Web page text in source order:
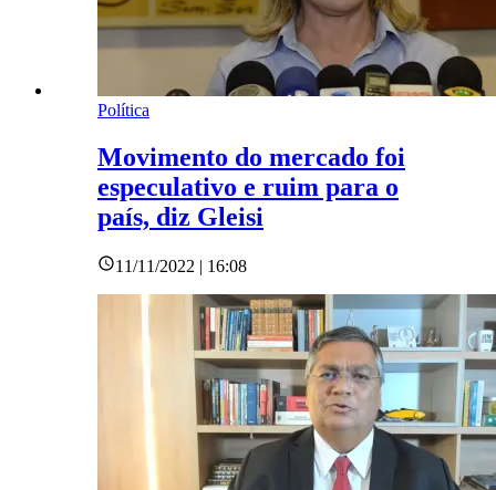
Política
Movimento do mercado foi
especulativo e ruim para o
país, diz Gleisi
11/11/2022 | 16:08